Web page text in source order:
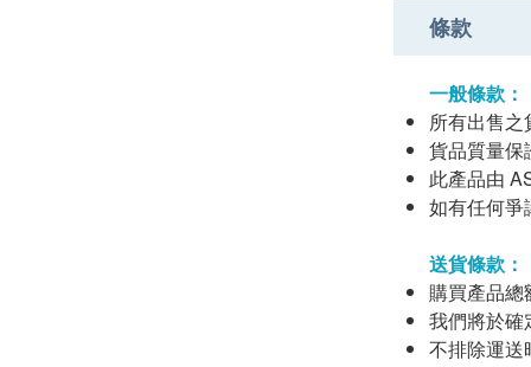
條款
一般條款：
所有出售
貨品質量保
此產品由
如有任何爭
送貨條款：
購買產品
我們將於確
不排除運送